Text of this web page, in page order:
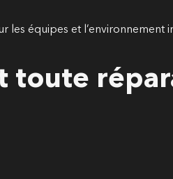
équipes et l’environnement
toute